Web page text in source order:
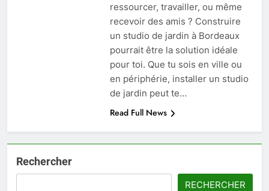
ressourcer, travailler, ou même
recevoir des amis ? Construire
un studio de jardin à Bordeaux
pourrait être la solution idéale
pour toi. Que tu sois en ville ou
en périphérie, installer un studio
de jardin peut te…
Read Full News
Rechercher
RECHERCHER